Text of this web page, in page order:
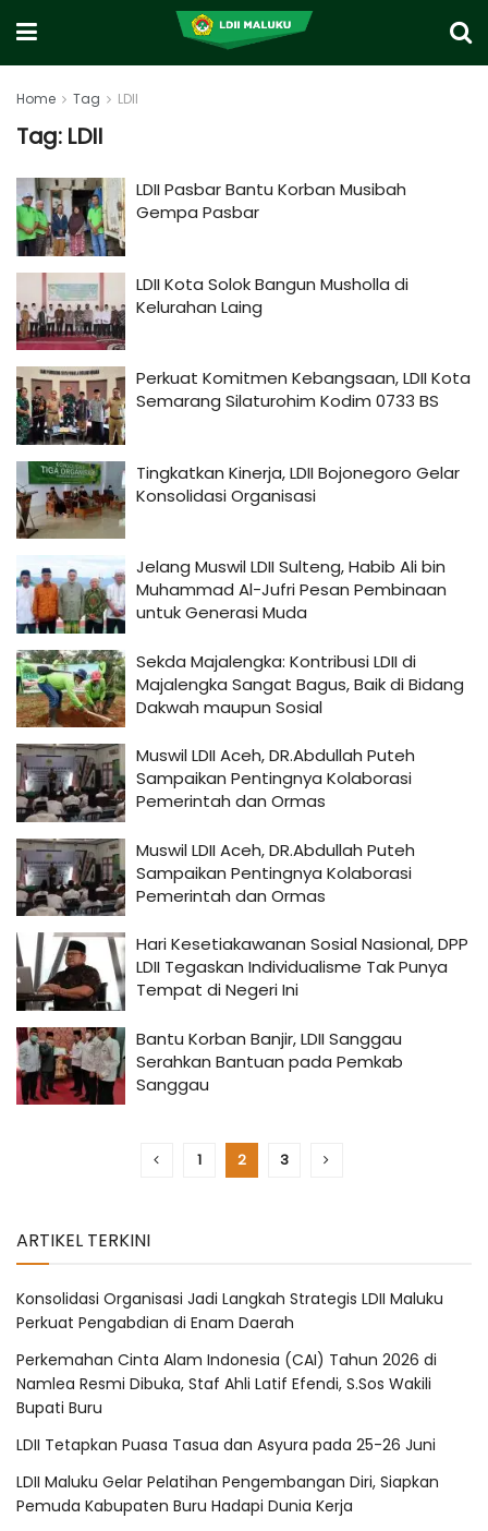
Home Tag LDII
Tag: LDII
LDII Pasbar Bantu Korban Musibah
Gempa Pasbar
LDII Kota Solok Bangun Musholla di
Kelurahan Laing
Perkuat Komitmen Kebangsaan, LDII Kota
Semarang Silaturohim Kodim 0733 BS
Tingkatkan Kinerja, LDII Bojonegoro Gelar
Konsolidasi Organisasi
Jelang Muswil LDII Sulteng, Habib Ali bin
Muhammad Al-Jufri Pesan Pembinaan
untuk Generasi Muda
Sekda Majalengka: Kontribusi LDII di
Majalengka Sangat Bagus, Baik di Bidang
Dakwah maupun Sosial
Muswil LDII Aceh, DR.Abdullah Puteh
Sampaikan Pentingnya Kolaborasi
Pemerintah dan Ormas
Muswil LDII Aceh, DR.Abdullah Puteh
Sampaikan Pentingnya Kolaborasi
Pemerintah dan Ormas
Hari Kesetiakawanan Sosial Nasional, DPP
LDII Tegaskan Individualisme Tak Punya
Tempat di Negeri Ini
Bantu Korban Banjir, LDII Sanggau
Serahkan Bantuan pada Pemkab
Sanggau
1 2 3
ARTIKEL TERKINI
Konsolidasi Organisasi Jadi Langkah Strategis LDII Maluku
Perkuat Pengabdian di Enam Daerah
Perkemahan Cinta Alam Indonesia (CAI) Tahun 2026 di
Namlea Resmi Dibuka, Staf Ahli Latif Efendi, S.Sos Wakili
Bupati Buru
LDII Tetapkan Puasa Tasua dan Asyura pada 25-26 Juni
LDII Maluku Gelar Pelatihan Pengembangan Diri, Siapkan
Pemuda Kabupaten Buru Hadapi Dunia Kerja